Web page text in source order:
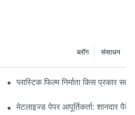
संसाधन
ब्लॉग
की रीढ़ की हड्डी
प्लास्टिक फिल्म निर्माता किस प्रकार
से अंतर्दृष्टि
मेटलाइज्ड पेपर आपूर्तिकर्ता: शानदार